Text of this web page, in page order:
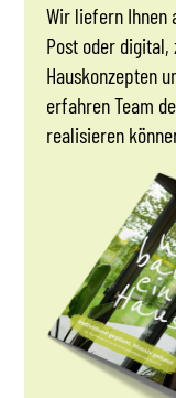
Wir liefern Ihnen
Post oder
Hauskonzepten
erfahren Team
realisieren